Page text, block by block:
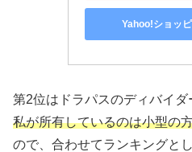
Yahoo!ショッ
第2位はドラパスのディバイダ
私が所有しているのは小型の
ので、合わせてランキングと